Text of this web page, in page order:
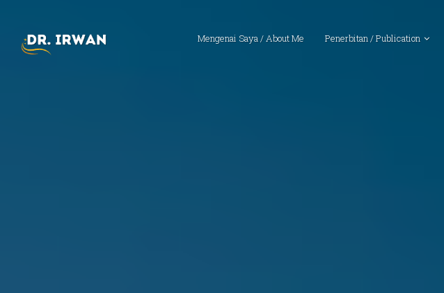
Mengenai Saya / About Me Penerbitan / Publication